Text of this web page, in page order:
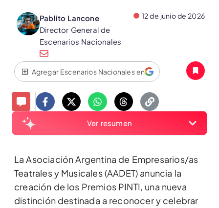
Pablito Lancone
Director General de
Escenarios Nacionales
12 de junio de 2026
Agregar Escenarios Nacionales en
Ver resumen
La Asociación Argentina de Empresarios/as
Teatrales y Musicales (AADET) anuncia la
creación de los Premios PINTI, una nueva
distinción destinada a reconocer y celebrar